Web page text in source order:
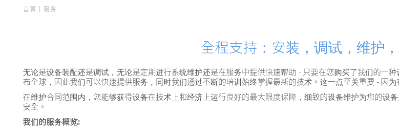
您在這裡
首頁 服务
全程支持：安装，调试，维护
无论是设备装配还是调试，无论是定期进行系统维护还是在服务中提供快速帮助 - 只要在您购买了我们的
布全球，因此我们可以快速提供服务，同时我们通过不断的培训始终掌握最新的技术。这一点至关重要 - 因
在维护合同范围内，您能够获得设备在技术上和经济上运行良好的最大限度保障，细致的设备维护为您的设
安全。
我们的服务概览: